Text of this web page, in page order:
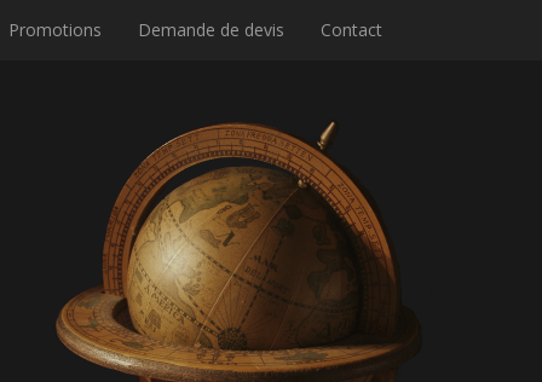
Promotions Demande de devis Contact